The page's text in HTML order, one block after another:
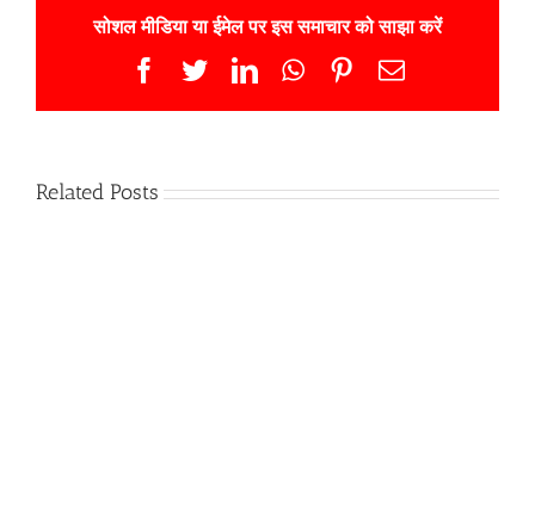
सोशल मीडिया या ईमेल पर इस समाचार को साझा करें
Facebook
TwitterLinkedInWhatsApp
Pinterest
Email
Related Posts